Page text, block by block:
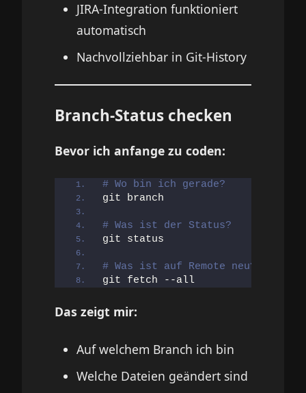
JIRA-Integration funktioniert
automatisch
Nachvollziehbar in Git-History
Branch-Status checken
Bevor ich anfange zu coden:
# Wo bin ich gerade?
git branch
# Was ist der Status?
git status
# Was ist auf Remote neu?
git fetch --all
Das zeigt mir:
Auf welchem Branch ich bin
Welche Dateien geändert sind